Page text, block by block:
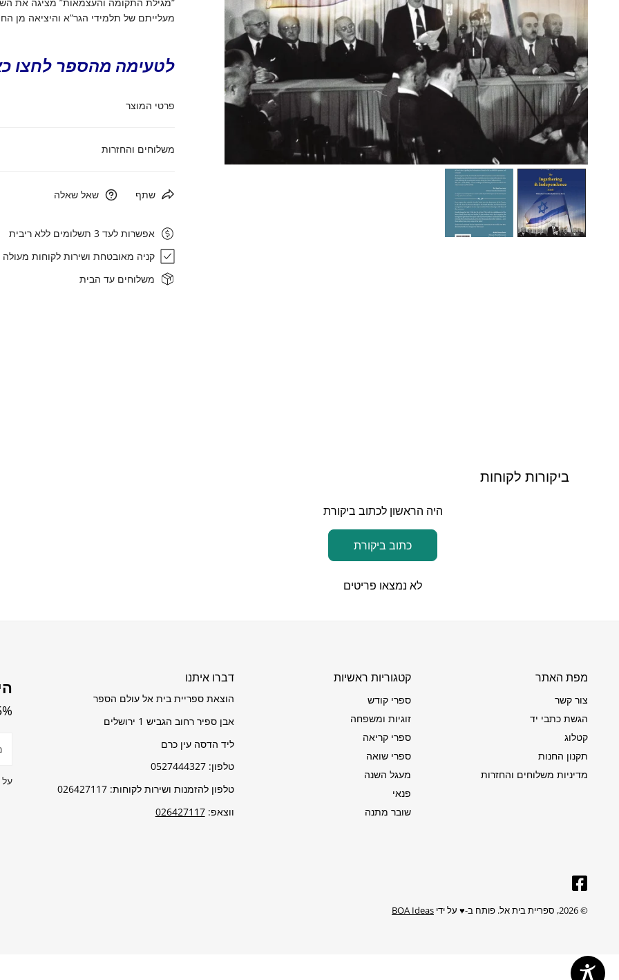
“מגילת התקומה והעצמאות” מציגה את
מעלייתם של תלמידי הגר”א והיציאה מן
לטעימה מהספר לחצו
פרטי המוצר
מידות: 13*21 ס"מ
כריכה רכה
משלוחים והחזרות
משלוח נקודת איסוף (עד 3 ק"ג):20 ₪
איסוף עצמי: רחוב הגביש 1, אבן ספיר
זמן אספקה: עד 7 ימי עסקים
שתף שאל שאלה
אפשרות לעד 3 תשלומים ללא ריבית
קניה מאובטחת ושירות לקוחות מעולה
משלוחים עד הבית
ביקורות לקוחות
היה הראשון לכתוב ביקורת
כתוב ביקורת
לא נמצאו פריטים
מפת האתר
צור קשר
הגשת כתבי יד
קטלוג
תקנון החנות
מדיניות משלוחים והחזרות
קטגוריות ראשיות
ספרי קודש
זוגיות ומשפחה
ספרי קריאה
ספרי שואה
מעגל השנה
פנאי
שובר מתנה
דברו איתנו
הוצאת ספריית בית אל עולם הספר
אבן ספיר רחוב הגביש 1 ירושלים
ליד הדסה עין כרם
טלפון: 0527444327
טלפון להזמנות ושירות לקוחות: 026427117
ווצאפ:026427117
5% הנחה
על
© 2026, ספריית בית אל. פותח ב-♥️ על ידי BOA Ideas